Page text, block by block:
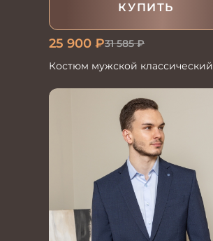
КУПИТЬ
25 900 ₽31 585₽
Костюм мужской классический